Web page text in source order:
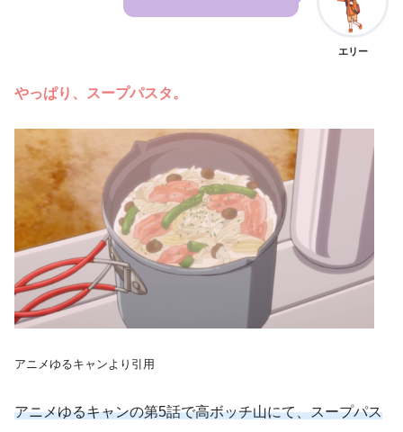
エリー
やっぱり、スープパスタ。
アニメゆるキャンより引用
アニメゆるキャンの第5話で高ボッチ山にて、スープパス